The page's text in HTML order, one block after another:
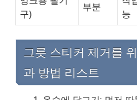
구)
부분
능
그릇 스티커 제거를
과 방법 리스트